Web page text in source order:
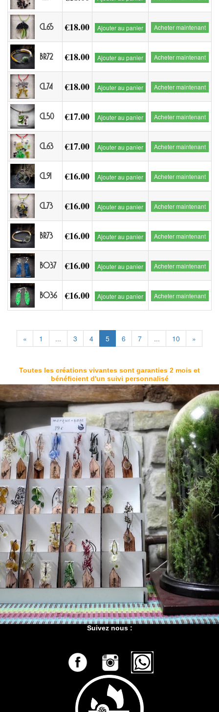
CL65 €18.00 Ajouter au panier Acheter maintenant
BR72 €18.00 Ajouter au panier Acheter maintenant
CL74 €18.00 Ajouter au panier Acheter maintenant
CL50 €17.00 Ajouter au panier Acheter maintenant
CL63 €17.00 Ajouter au panier Acheter maintenant
CL91 €16.00 Ajouter au panier Acheter maintenant
CL73 €16.00 Ajouter au panier Acheter maintenant
BR73 €16.00 Ajouter au panier Acheter maintenant
BO37 €16.00 Ajouter au panier Acheter maintenant
BO36 €16.00 Ajouter au panier Acheter maintenant
« 1 ... 3 4 5 6 7 ... 10 »
Toutes les créations vivantes sont garanties 2 mois et
bénéficient d'un suivi personnalisé
Suivez nous :